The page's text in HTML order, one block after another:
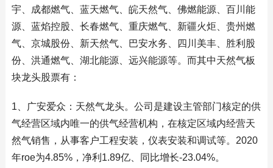
宇、成都燃气、蓝天燃气、皖天然气、佛燃能源、百川能
源、蓝焰控股、长春燃气、重庆燃气、新疆火炬、贵州燃
气、京城股份、新天然气、巴安水务、四川美丰、胜利股
份、洪通燃气、湖北能源、远兴能源等。而其中天然气板
块龙头股票有：
1、广安爱众：天然气龙头。公司是建设主管部门核定的供
气经营区域内唯一的供气经营机构，在核定区域内经营天
然气销售，从事客户工程安装，仪表安装和调试等。2020
年roe为4.85%，净利1.89亿、同比增长-23.04%。